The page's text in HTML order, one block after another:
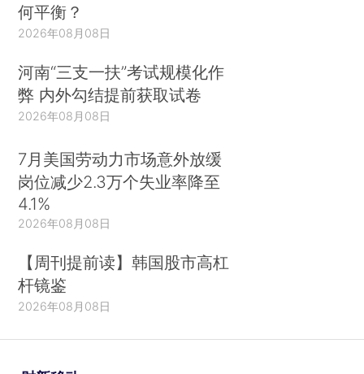
何平衡？
2026年08月08日
河南“三支一扶”考试规模化作
弊 内外勾结提前获取试卷
2026年08月08日
7月美国劳动力市场意外放缓
岗位减少2.3万个失业率降至
4.1%
2026年08月08日
【周刊提前读】韩国股市高杠
杆镜鉴
2026年08月08日